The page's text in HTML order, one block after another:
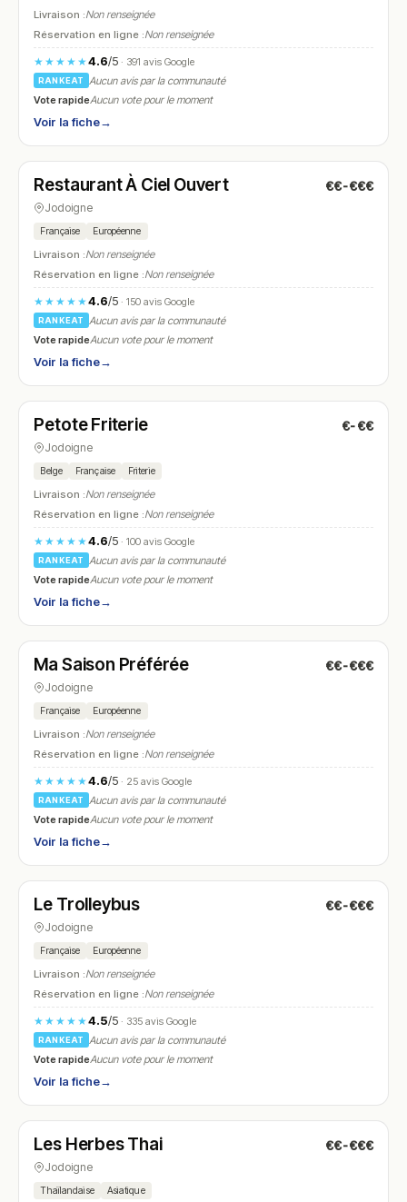
Livraison :Non renseignée
Réservation en ligne :Non renseignée
★★★★★4.6/5· 391 avis Google
RANKEAT
Aucun avis par la communauté
Vote rapideAucun vote pour le moment
Voir la fiche→
N° 11
Restaurant À Ciel Ouvert €€-€€€
Jodoigne
Française Européenne
Livraison :Non renseignée
Réservation en ligne :Non renseignée
★★★★★4.6/5· 150 avis Google
RANKEAT
Aucun avis par la communauté
Vote rapideAucun vote pour le moment
Voir la fiche→
N° 12
Petote Friterie €-€€
Jodoigne
Belge Française Friterie
Livraison :Non renseignée
Réservation en ligne :Non renseignée
★★★★★4.6/5· 100 avis Google
RANKEAT
Aucun avis par la communauté
Vote rapideAucun vote pour le moment
Voir la fiche→
N° 13
Ma Saison Préférée €€-€€€
Jodoigne
Française Européenne
Livraison :Non renseignée
Réservation en ligne :Non renseignée
★★★★★4.6/5· 25 avis Google
RANKEAT
Aucun avis par la communauté
Vote rapideAucun vote pour le moment
Voir la fiche→
N° 14
Le Trolleybus €€-€€€
Jodoigne
Française Européenne
Livraison :Non renseignée
Réservation en ligne :Non renseignée
★★★★★4.5/5· 335 avis Google
RANKEAT
Aucun avis par la communauté
Vote rapideAucun vote pour le moment
Voir la fiche→
N° 15
Les Herbes Thai €€-€€€
Jodoigne
Thaïlandaise Asiatique